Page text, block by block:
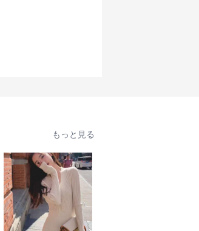
もっと見る